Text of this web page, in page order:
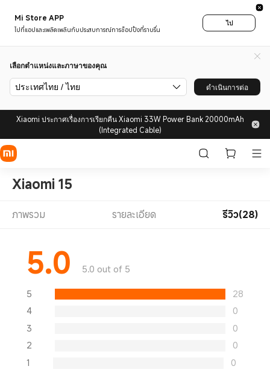
Mi Store APP
ไปที่แอปและเพลิดเพลินกับประสบการณ์การช็อปปิ้งที่ราบรื่น
ไป
เลือกตำแหน่งและภาษาของคุณ
ประเทศไทย / ไทย ดำเนินการต่อ
Xiaomi ประกาศเรื่องการเรียกคืน Xiaomi 33W Power Bank 20000mAh
(Integrated Cable)
Xiaomi 15
ภาพรวม รายละเอียด รีวิว(28)
5.0 5.0 out of 5
5
28
4
0
3
0
2
0
1
0